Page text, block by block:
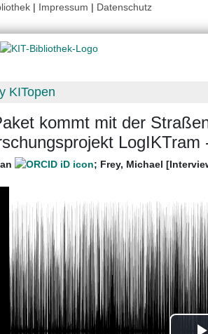
| Impressum | Datenschutz
KITopen
kommt mit der
; Frey, Michael